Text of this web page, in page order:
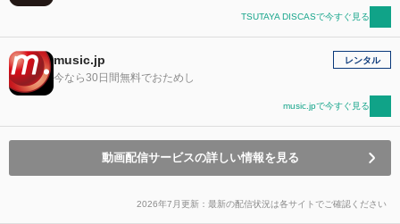
TSUTAYA DISCASで今すぐ見る
music.jp
今なら30日間無料でおためし
レンタル
music.jpで今すぐ見る
動画配信サービスの詳しい情報を見る
2026年7月更新：最新の配信状況は各サイトでご確認ください